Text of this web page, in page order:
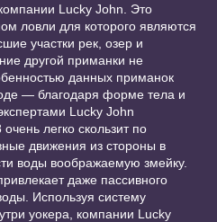
Lucky John. Это
ловли для которого являются
участки рек, озер и
другой приманки не
данных приманок
― благодаря форме тела и
Lucky John
легко скользит по
движения из стороны в
воды воображаемую змейку.
даже пассивного
Используя систему
уокера, компании Lucky